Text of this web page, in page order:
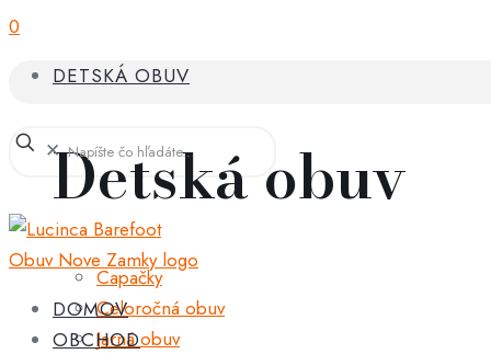
0
DETSKÁ OBUV
Detská obuv
Capačky
Celoročná obuv
Jarná obuv
✕
DOMOV
OBCHOD